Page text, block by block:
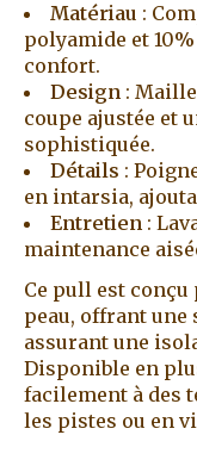
Matériau :
polyamide et
confort.
Design :
coupe ajustée et
sophistiquée.
Détails :
en intarsia,
Entretien :
maintenance
Ce pull est
peau, offrant une
assurant une
Disponible en
facilement à des
les pistes ou en